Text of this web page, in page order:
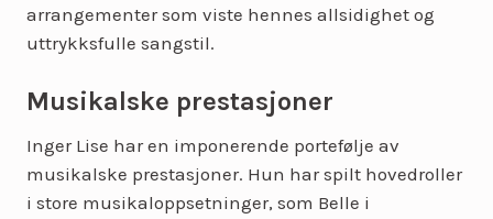
arrangementer som viste hennes allsidighet og
uttrykksfulle sangstil.
Musikalske prestasjoner
Inger Lise har en imponerende portefølje av
musikalske prestasjoner. Hun har spilt hovedroller
i store musikaloppsetninger, som Belle i